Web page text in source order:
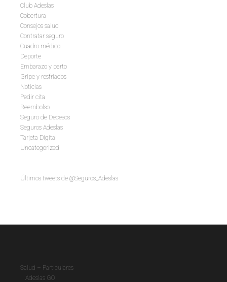
Club Adeslas
Cobertura
Consejos salud
Contratar seguro
Cuadro médico
Deporte
Embarazo y parto
Gripe y resfriados
Noticias
Pedir cita
Reembolso
Seguro de Decesos
Seguros Adeslas
Tarjeta Digital
Uncategorized
Últimos tweets de @Seguros_Adeslas
Salud – Particulares
Adeslas GO